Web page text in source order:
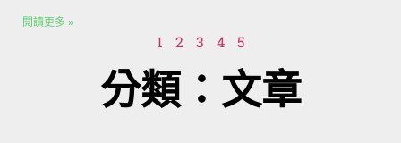
閱讀更多 »
1 2 3 4 5
分類：文章